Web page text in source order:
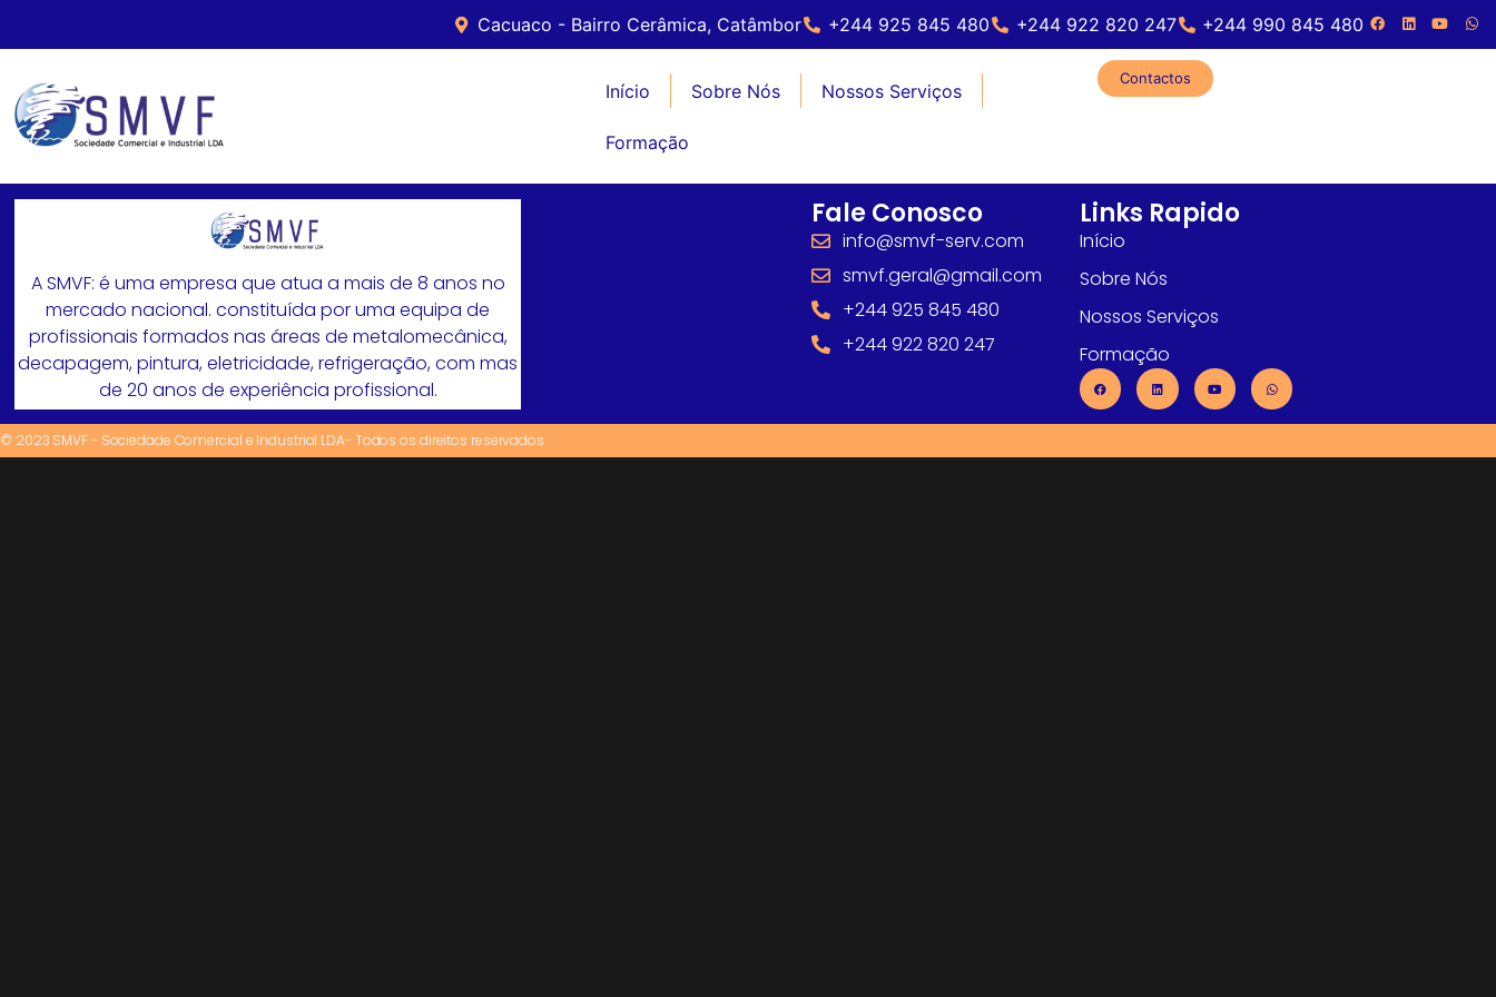
Cacuaco - Bairro Cerâmica, Catâmbor +244 925 845 480 +244 922 820 247 +244 990 845 480
Contactos
Início Sobre Nós Nossos Serviços
Formação
A SMVF: é uma empresa que atua a mais de 8 anos no
mercado nacional. constituída por uma equipa de
profissionais formados nas áreas de metalomecânica,
decapagem, pintura, eletricidade, refrigeração, com mas
de 20 anos de experiência profissional.
Fale Conosco
info@smvf-serv.com
smvf.geral@gmail.com
+244 925 845 480
+244 922 820 247
Links Rapido
Início
Sobre Nós
Nossos Serviços
Formação
© 2023 SMVF - Sociedade Comercial e Industrial LDA- Todos os direitos reservados